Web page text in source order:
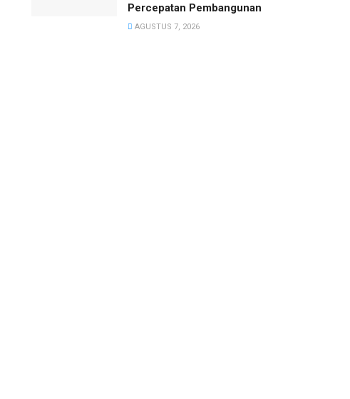
Percepatan Pembangunan
AGUSTUS 7, 2026